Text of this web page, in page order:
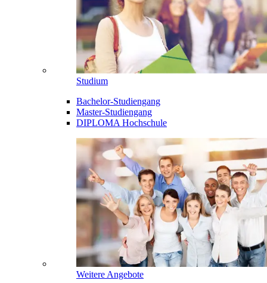
Studium
Bachelor-Studiengang
Master-Studiengang
DIPLOMA Hochschule
Weitere Angebote